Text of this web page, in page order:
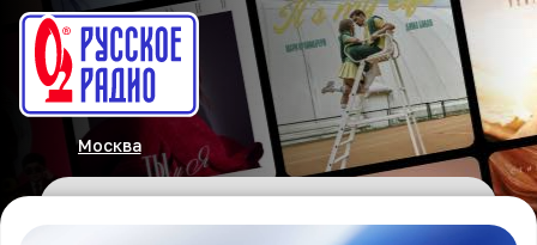
Москва